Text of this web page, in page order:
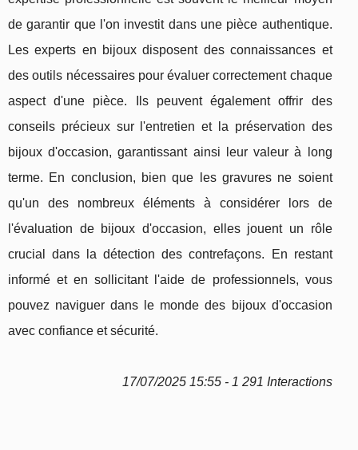
de garantir que l'on investit dans une pièce authentique.
Les experts en bijoux disposent des connaissances et
des outils nécessaires pour évaluer correctement chaque
aspect d'une pièce. Ils peuvent également offrir des
conseils précieux sur l'entretien et la préservation des
bijoux d'occasion, garantissant ainsi leur valeur à long
terme. En conclusion, bien que les gravures ne soient
qu'un des nombreux éléments à considérer lors de
l'évaluation de bijoux d'occasion, elles jouent un rôle
crucial dans la détection des contrefaçons. En restant
informé et en sollicitant l'aide de professionnels, vous
pouvez naviguer dans le monde des bijoux d'occasion
avec confiance et sécurité.
17/07/2025 15:55 - 1 291 Interactions